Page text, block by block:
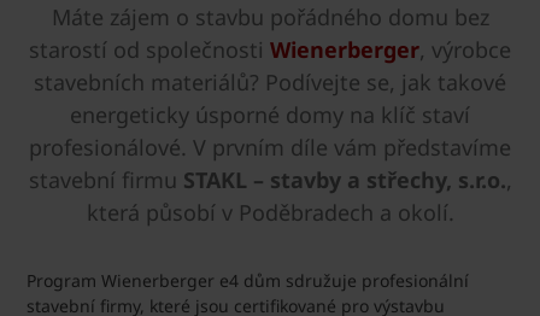
Máte zájem o stavbu pořádného domu bez
starostí od společnosti Wienerberger, výrobce
stavebních materiálů? Podívejte se, jak takové
energeticky úsporné domy na klíč staví
profesionálové. V prvním díle vám představíme
stavební firmu STAKL – stavby a střechy, s.r.o.,
která působí v Poděbradech a okolí.
Program Wienerberger e4 dům sdružuje profesionální
stavební firmy, které jsou certifikované pro výstavbu